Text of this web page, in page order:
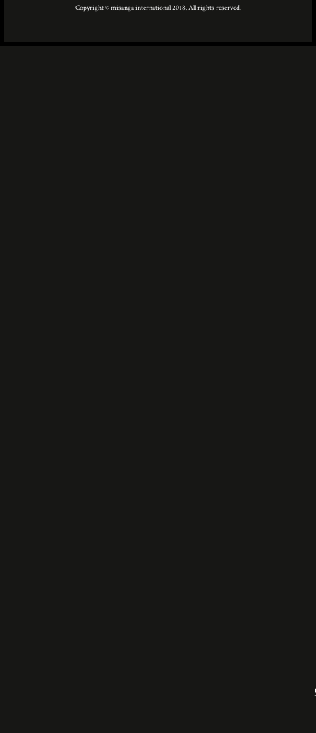
Copyright © misanga international 2018. All rights reserved.